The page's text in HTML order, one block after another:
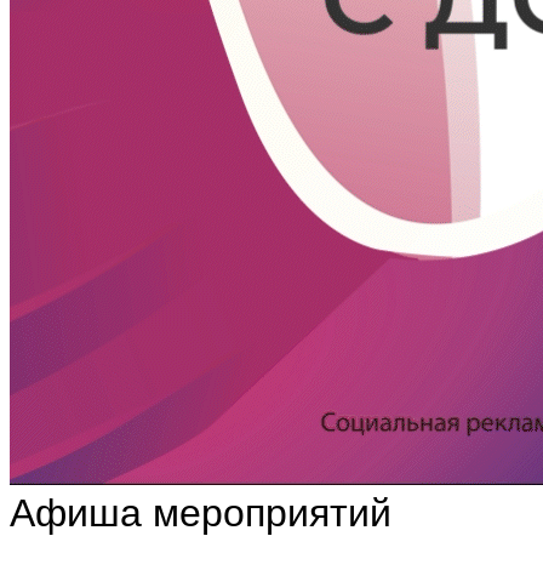
Афиша мероприятий